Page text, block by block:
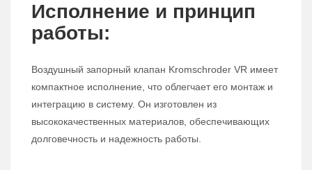
Исполнение и принцип
работы:
Воздушный запорный клапан Kromschroder VR имеет
компактное исполнение, что облегчает его монтаж и
интеграцию в систему. Он изготовлен из
высококачественных материалов, обеспечивающих
долговечность и надежность работы.